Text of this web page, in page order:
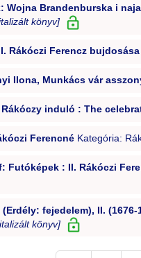
Wojna Brandenburska i
könyv]
Rákóczi Ferencz bujdosása
Ilona, Munkács vár
induló : The
FerencnéKategória:
Futóképek : II. Rákóczi
fejedelem), II.
könyv]